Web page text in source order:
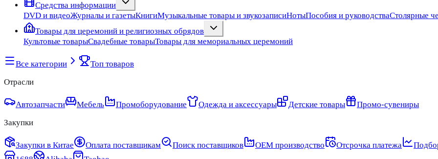
Средства информации
DVD и видеоЖурналы и газетыКнигиМузыкальные товары и звукозаписиНотыПособия и руководстваСтолярные
Товары для церемоний и религиозных обрядов
Культовые товарыСвадебные товарыТовары для мемориальных церемоний
Все категории
Топ товаров
Отрасли
Автозапчасти Мебель Промоборудование Одежда и аксессуары Детские товары
Промо-сувениры
Закупки
Закупки в Китае Оплата поставщикам Поиск поставщиков OEM производство Отсрочка платежа